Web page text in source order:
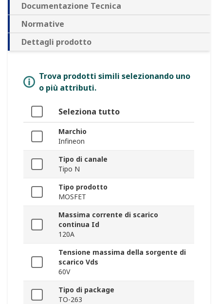
Documentazione Tecnica
Normative
Dettagli prodotto
Trova prodotti simili selezionando uno
o più attributi.
Seleziona tutto
Marchio
Infineon
Tipo di canale
Tipo N
Tipo prodotto
MOSFET
Massima corrente di scarico
continua Id
120A
Tensione massima della sorgente di
scarico Vds
60V
Tipo di package
TO-263